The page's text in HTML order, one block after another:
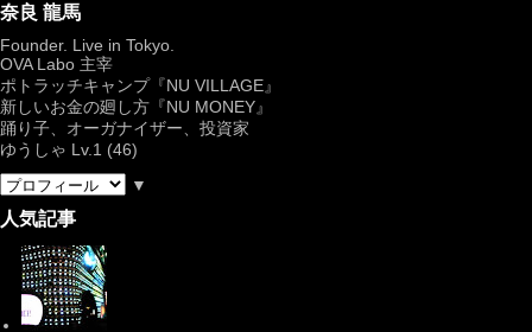
奈良 龍馬
Founder. Live in Tokyo.
OVA Labo 主宰
ポトラッチキャンプ『NU VILLAGE』
新しいお金の廻し方『NU MONEY』
踊り子、オーガナイザー、投資家
ゆうしゃ Lv.1 (46)
▼
人気記事